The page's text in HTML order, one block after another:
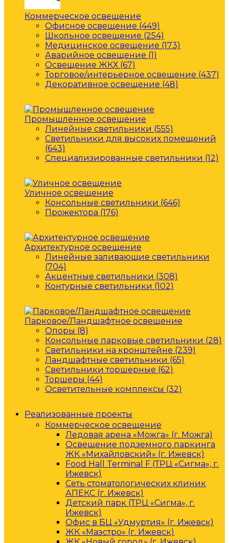
Коммерческое освещение
Офисное освещение (449)
Школьное освещение (254)
Медицинское освещение (173)
Аварийное освещение (1)
Освещение ЖКХ (67)
Торговое/интерьерное освещение (437)
Декоративное освещение (48)
Промышленное освещение
Линейные светильники (555)
Светильники для высоких помещений
(643)
Специализированные светильники (12)
Уличное освещение
Консольные светильники (646)
Прожектора (176)
Архитектурное освещение
Линейные заливающие светильники
(704)
Акцентные светильники (308)
Контурные светильники (102)
Парковое/Ландшафтное освещение
Опоры (8)
Консольные парковые светильники (28)
Светильники на кронштейне (239)
Ландшафтные светильники (65)
Светильники торшерные (62)
Торшеры (44)
Осветительные комплексы (32)
Реализованные проекты
Коммерческое освещение
Ледовая арена «Можга» (г. Можга)
Освещение подземного паркинга
ЖК «Михайловский» (г. Ижевск)
Food Hall Terminal F (ТРЦ «Сигма», г.
Ижевск)
Сеть стоматологических клиник
АПЕКС (г. Ижевск)
Детский парк (ТРЦ «Сигма», г.
Ижевск)
Офис в БЦ «Удмуртия» (г. Ижевск)
ЖК «Маэстро» (г. Ижевск)